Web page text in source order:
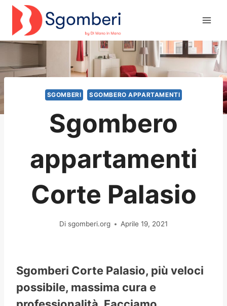
Salta
contenuto
SGOMBERI SGOMBERO APPARTAMENTI
Sgombero
appartamenti
Corte Palasio
Di sgomberi.org Aprile 19, 2021
Sgomberi Corte Palasio, più veloci
possibile, massima cura e